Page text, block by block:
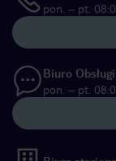
pon. – pt.
Biuro
pon. – pt.